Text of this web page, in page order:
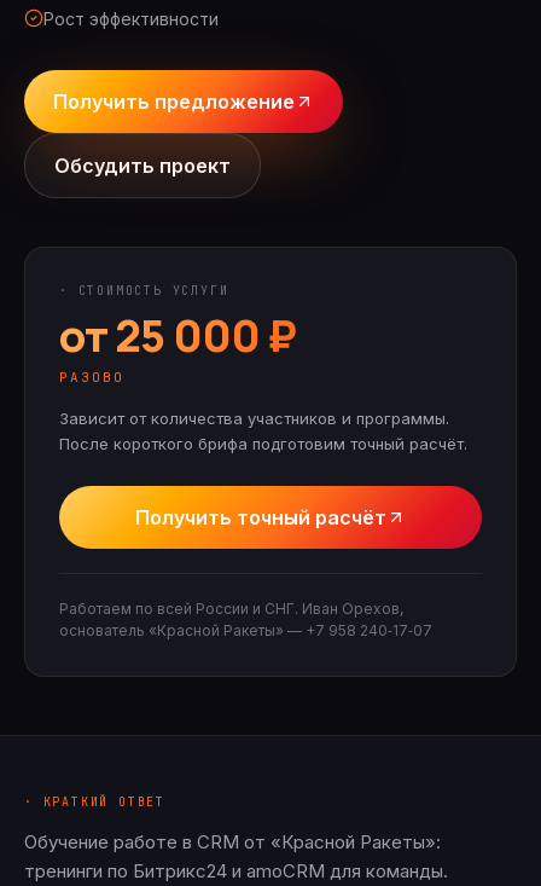
Рост эффективности
Получить предложение
Обсудить проект
· СТОИМОСТЬ УСЛУГИ
от 25 000 ₽
РАЗОВО
Зависит от количества участников и программы.
После короткого брифа подготовим точный расчёт.
Получить точный расчёт
Работаем по всей России и СНГ. Иван Орехов,
основатель «Красной Ракеты» — +7 958 240‑17‑07
· КРАТКИЙ ОТВЕТ
Обучение работе в CRM от «Красной Ракеты»:
тренинги по Битрикс24 и amoCRM для команды.